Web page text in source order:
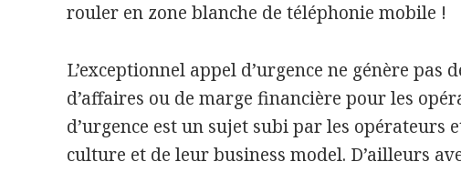
rouler en zone blanche de téléphonie mobile !
L’exceptionnel appel d’urgence ne génère pas
d’affaires ou de marge financière pour les
d’urgence est un sujet subi par les opérateurs
culture et de leur business model. D’ailleurs